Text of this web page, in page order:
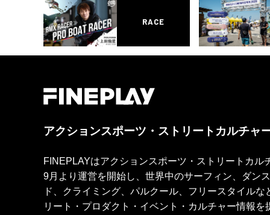
RACE
アクションスポーツ・ストリートカルチャ
FINEPLAYはアクションスポーツ・ストリートカ
9月より運営を開始し、世界中のサーフィン、ダン
ド、クライミング、パルクール、フリースタイル
リート・プロダクト・イベント・カルチャー情報を